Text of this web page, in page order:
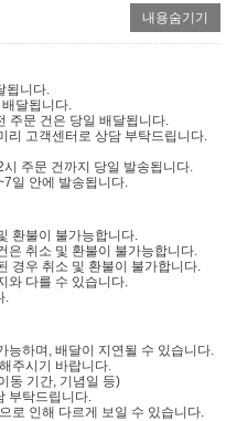
내용숨기기
됩니다.
달됩니다.
주문 건은 당일 배달됩니다.
리 고객센터로 상담 부탁드립니다.
주문 건까지 당일 발송됩니다.
일 안에 발송됩니다.
환불이 불가능합니다.
은 취소 및 환불이 불가능합니다.
경우 취소 및 환불이 불가합니다.
와 다를 수 있습니다.
하며, 배달이 지연될 수 있습니다.
주시기 바랍니다.
동 기간, 기념일 등)
부탁드립니다.
로 인해 다르게 보일 수 있습니다.